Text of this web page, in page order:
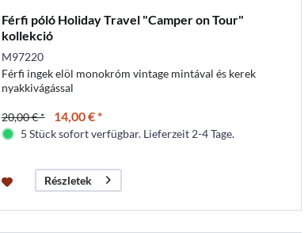
Férfi póló Holiday Travel "Camper on Tour"
kollekció
M97220
Férfi ingek elöl monokróm vintage mintával és kerek
nyakkivágással
20,00 € * 14,00 € *
5 Stück sofort verfügbar. Lieferzeit 2-4 Tage.
Részletek